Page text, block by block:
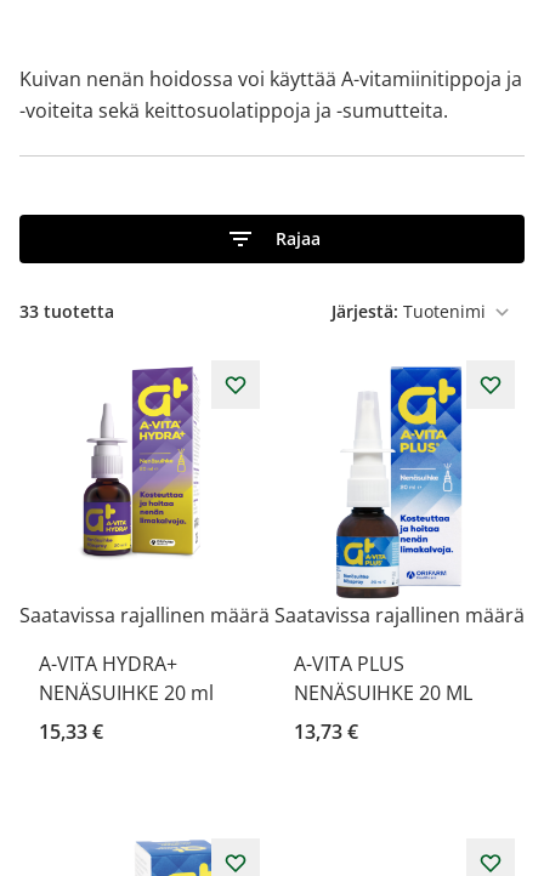
Kuivan nenän hoidossa voi käyttää A-vitamiinitippoja ja
-voiteita sekä keittosuolatippoja ja -sumutteita.
Rajaa
33 tuotetta Järjestä:
Saatavissa rajallinen määrä
A-VITA HYDRA+
NENÄSUIHKE 20 ml
15,33 €
Saatavissa rajallinen määrä
A-VITA PLUS
NENÄSUIHKE 20 ML
13,73 €